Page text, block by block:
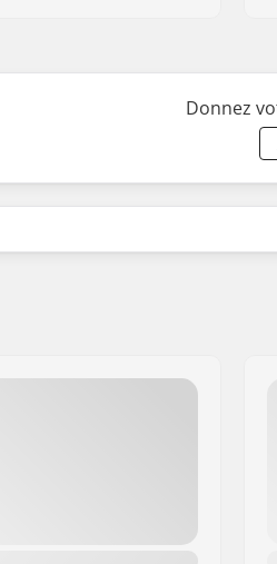
Donnez